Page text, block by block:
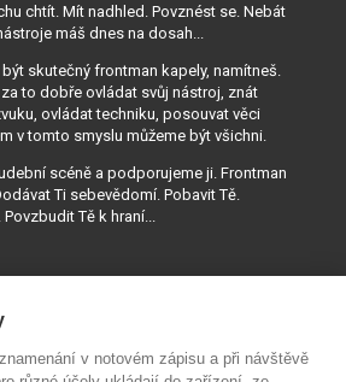
chtít. Mít nadhled. Povznést se. Nebát
máš dnes na dosah...
skutečný frontman kapely, namítneš.
to dobře ovládat svůj nástroj, znát
ovládat techniku, posouvat věci
v tomto smyslu můžeme být všichni.
scéně a podporujeme ji. Frontman
Ti sebevědomí. Pobavit Tě.
Tě k hraní...
v notovém zápisu a při návštěvě